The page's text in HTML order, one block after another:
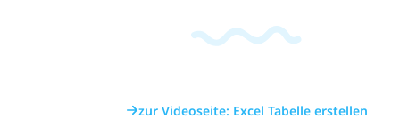
zur Videoseite: Excel Tabelle erstellen